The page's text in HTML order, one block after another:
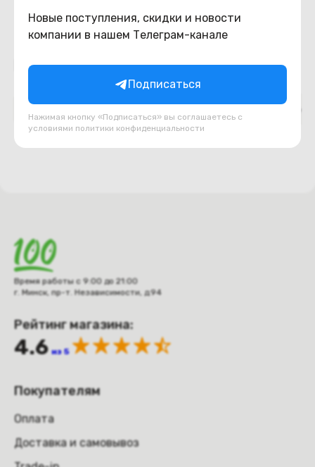
Новые поступления, скидки и новости
компании в нашем Телеграм-канале
Подписаться
Нажимая кнопку «Подписаться» вы соглашаетесь с
условиями политики конфиденциальности
Подборки товаров в категории
Время работы с 9:00 до 21:00
г. Минск, пр-т. Независимости, д.94
Рейтинг магазина:
4.6 из 5
Покупателям
Оплата
Доставка и самовывоз